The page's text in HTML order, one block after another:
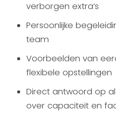
verborgen extra’s
Persoonlijke
team
Voorbeelden van
flexibele opstellingen
Direct antwoord op
over capaciteit en